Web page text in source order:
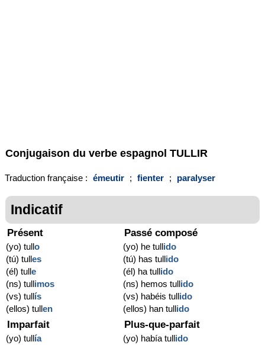
Conjugaison du verbe espagnol TULLIR
Traduction française : émeutir ; fienter ; paralyser
Indicatif
Présent
(yo) tullo
(tú) tulles
(él) tulle
(ns) tullimos
(vs) tullís
(ellos) tullen
Passé composé
(yo) he tullido
(tú) has tullido
(él) ha tullido
(ns) hemos tullido
(vs) habéis tullido
(ellos) han tullido
Imparfait
(yo) tullía
Plus-que-parfait
(yo) había tullido